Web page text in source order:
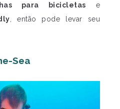
para bicicletas e
, então pode levar seu
Sea